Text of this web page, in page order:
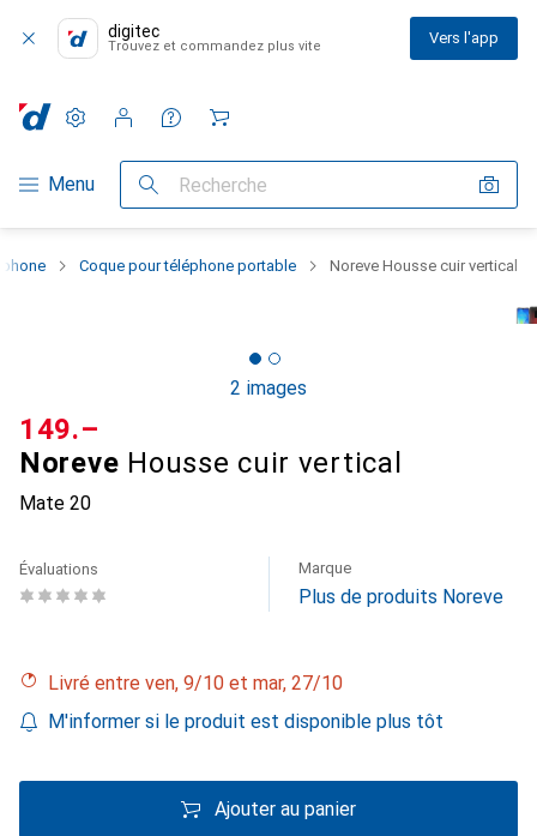
digitec
Trouvez et commandez plus vite Vers l'app
Navigation par catégorie
Menu Recherche
Paramètres
Compte client
Listes de comparaison
Listes d'envies
Panier
Coque pour téléphone portable Noreve Housse cuir vertical
2 images
Noreve Housse cuir vertical
Mate 20
CHF
149.–
Évaluations Marque
Plus de produits Noreve
Livré entre ven, 9/10 et mar, 27/10
M'informer si le produit est disponible plus tôt
Ajouter au panier